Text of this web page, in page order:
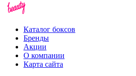
Каталог боксов
Бренды
Акции
О компании
Карта сайта